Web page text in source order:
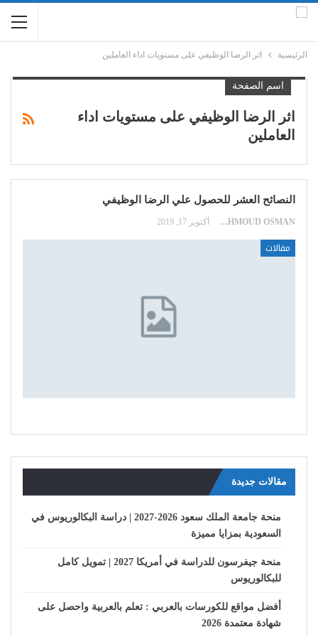
الرئيسية اثر الرضا الوظيفي على مستويات اداء العاملين
اسم الصفحة
اثر الرضا الوظيفي على مستويات اداء
العاملين
النصائح العشر للحصول علي الرضا الوظيفي
MAHMOUD OSMAN أكتوبر 17, 2019
مقالات
مقالات جديدة
منحة جامعة الملك سعود 2026-2027 | دراسة البكالوريوس في
السعودية بمزايا مميزة
منحة جيفرسون للدراسة في أمريكا 2027 | تمويل كامل
للبكالوريوس
أفضل مواقع للكورسات بالعربي : تعلم بالعربية واحصل على
شهادة معتمدة 2026